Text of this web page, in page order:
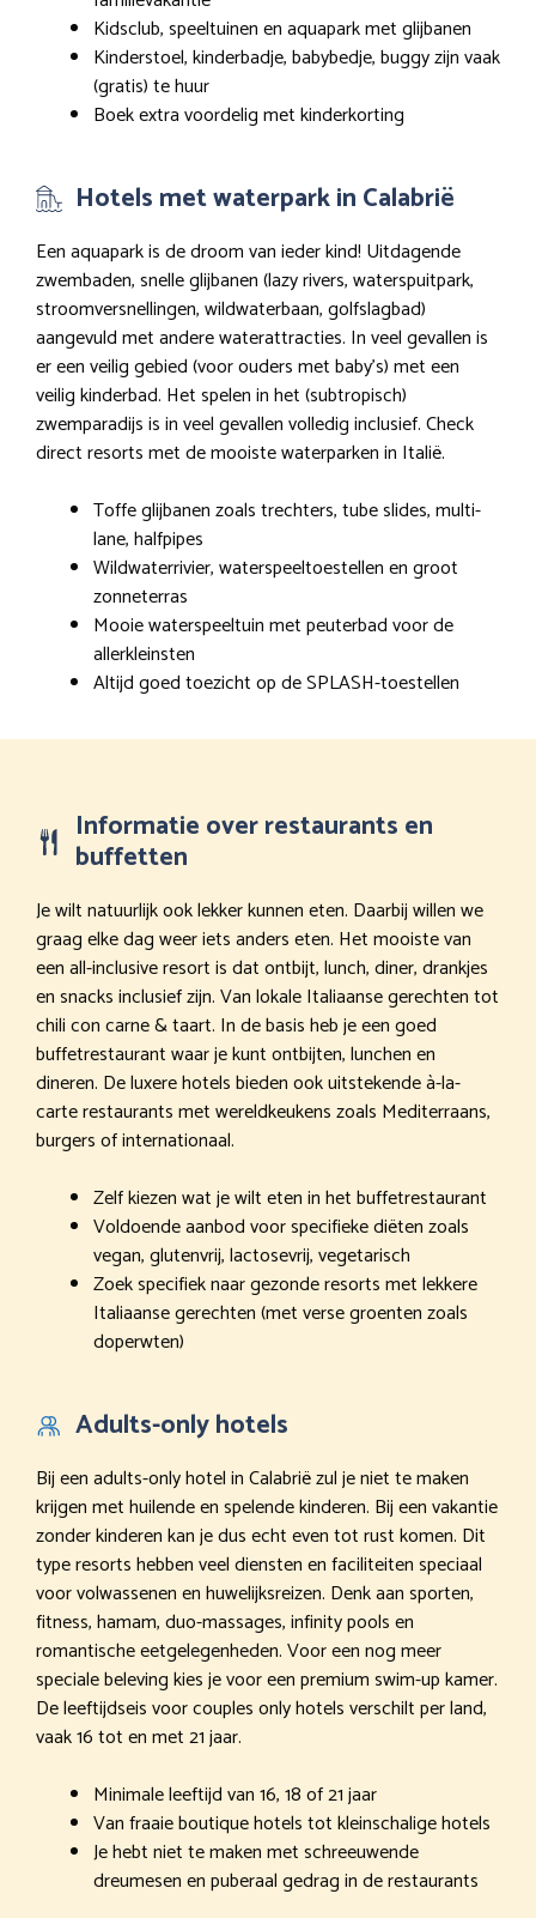
Kidsclub, speeltuinen en aquapark met glijbanen
Kinderstoel, kinderbadje, babybedje, buggy zijn vaak
(gratis) te huur
Boek extra voordelig met kinderkorting
Hotels met waterpark in Calabrië
Een aquapark is de droom van ieder kind! Uitdagende
zwembaden, snelle glijbanen (lazy rivers, waterspuitpark,
stroomversnellingen, wildwaterbaan, golfslagbad)
aangevuld met andere waterattracties. In veel gevallen is
er een veilig gebied (voor ouders met baby’s) met een
veilig kinderbad. Het spelen in het (subtropisch)
zwemparadijs is in veel gevallen volledig inclusief. Check
direct resorts met de mooiste waterparken in Italië.
Toffe glijbanen zoals trechters, tube slides, multi-
lane, halfpipes
Wildwaterrivier, waterspeeltoestellen en groot
zonneterras
Mooie waterspeeltuin met peuterbad voor de
allerkleinsten
Altijd goed toezicht op de SPLASH-toestellen
Informatie over restaurants en
buffetten
Je wilt natuurlijk ook lekker kunnen eten. Daarbij willen we
graag elke dag weer iets anders eten. Het mooiste van
een all-inclusive resort is dat ontbijt, lunch, diner, drankjes
en snacks inclusief zijn. Van lokale Italiaanse gerechten tot
chili con carne & taart. In de basis heb je een goed
buffetrestaurant waar je kunt ontbijten, lunchen en
dineren. De luxere hotels bieden ook uitstekende à-la-
carte restaurants met wereldkeukens zoals Mediterraans,
burgers of internationaal.
Zelf kiezen wat je wilt eten in het buffetrestaurant
Voldoende aanbod voor specifieke diëten zoals
vegan, glutenvrij, lactosevrij, vegetarisch
Zoek specifiek naar gezonde resorts met lekkere
Italiaanse gerechten (met verse groenten zoals
doperwten)
Adults-only hotels
Bij een adults-only hotel in Calabrië zul je niet te maken
krijgen met huilende en spelende kinderen. Bij een vakantie
zonder kinderen kan je dus echt even tot rust komen. Dit
type resorts hebben veel diensten en faciliteiten speciaal
voor volwassenen en huwelijksreizen. Denk aan sporten,
fitness, hamam, duo-massages, infinity pools en
romantische eetgelegenheden. Voor een nog meer
speciale beleving kies je voor een premium swim-up kamer.
De leeftijdseis voor couples only hotels verschilt per land,
vaak 16 tot en met 21 jaar.
Minimale leeftijd van 16, 18 of 21 jaar
Van fraaie boutique hotels tot kleinschalige hotels
Je hebt niet te maken met schreeuwende
dreumesen en puberaal gedrag in de restaurants